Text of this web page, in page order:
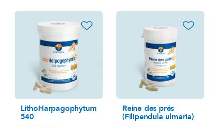
favorite_border
LithoHarpagophytum
540
favorite_border
Reine des prés
(Filipendula ulmaria)